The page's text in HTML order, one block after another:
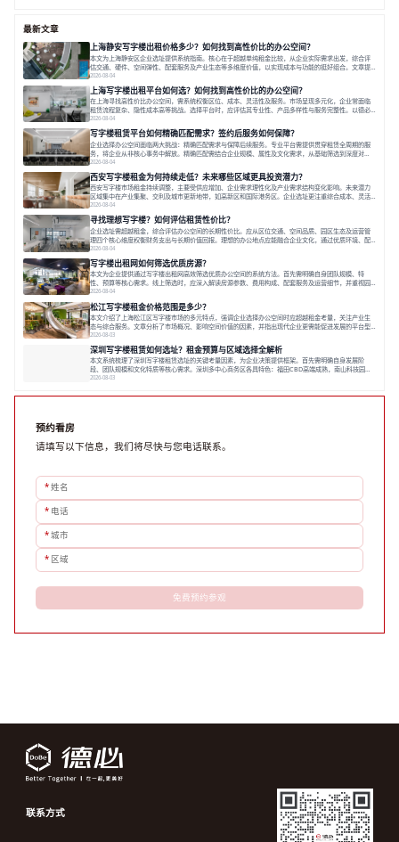
最新文章
上海静安写字楼出租价格多少？如何找到高性价比的办公空间？
本文为上海静安区企业选址提供系统指南。核心在于超越单纯租金比较，从企业实际需求出发，综合评
估交通、硬件、空间弹性、配套服务及产业生态等多维度价值，以实现成本与功能的挺好组合。文章提
出打破固定工位思维，采用精装灵活空间与共享配套以提升性价比，并通过不同规模企业的实际案例加
以说明。之后指出，专业运营服务商提供的稳定环境、社群活动与产业集聚等增值服务，是很大化空间
价值、助力企业成长的关键。对于许多在
2026-08-04
上海写字楼出租平台如何选？如何找到高性价比的办公空间？
在上海寻找高性价比办公空间，需系统权衡区位、成本、灵活性及服务。市场呈现多元化，企业常面临
租赁流程复杂、隐性成本高等挑战。选择平台时，应评估其专业性、产品多样性与服务完整性。以德必
为例，其提供从空间到生态的解决方案，通过特色园区、灵活产品和丰富配套，满足不同企业需求。企
业应明确自身需求，实地考察，选择能支持长期发展、提升竞争力的办公空间。在上海寻找合适的办公
空间，对于企业行政负责人、中小企业主
2026-08-04
写字楼租赁平台如何精确匹配需求？签约后服务如何保障？
企业选择办公空间面临两大挑战：精确匹配需求与保障后续服务。专业平台需提供贯穿租赁全周期的服
务，将企业从非核心事务中解放。精确匹配需结合企业规模、属性及文化需求，从基础筛选到深度对
接；签约后则需构建覆盖硬件运维、共享配套及专业物业的全周期保障体系。德必集团通过标准化服务
与个性化运营结合，以全国布局和产业生态圈为企业提供稳定支持，体现了从信息撮合到深度服务的能
力转变。在为企业寻找办公空间的过程中，
2026-08-04
西安写字楼租金为何持续走低？未来哪些区域更具投资潜力？
西安写字楼市场租金持续调整，主要受供应增加、企业需求理性化及产业需求结构变化影响。未来潜力
区域集中在产业集聚、交利及城市更新地带，如高新区和国际港务区。企业选址更注重综合成本、灵活
性与员工体验，倾向于提供全包式服务的办公空间。专业运营方通过空间优化与社群服务，助力企业成
长，推动市场向多元化、高性价比方向发展。近年来，西安写字楼市场呈现出租金持续调整的态势，这
一现象引发了的广泛关注。作为西部重要
2026-08-04
寻找理想写字楼？如何评估租赁性价比？
企业选址需超越租金，综合评估办公空间的长期性价比。应从区位交通、空间品质、园区生态及运营管
理四个核心维度权衡财务支出与长期价值回报。理想的办公地点应能融合企业文化，通过优质环境、配
套服务及社群资源赋能业务增长，实现成本与价值的平衡。对于许多正在成长或寻求稳定发展的企业而
言，寻找一处合适的办公空间是一项至关重要的决策。这不仅关系到团队的日常工作效率与协作氛围，
更直接影响着企业的品牌形象、运营成本
2026-08-04
写字楼出租网如何筛选优质房源？
本文为企业提供通过写字楼出租网高效筛选优质办公空间的系统方法。首先需明确自身团队规模、特
性、预算等核心需求。线上筛选时，应深入解读房源参数、费用构成、配套服务及运营细节，并重视园
区产业生态与交通区位价值。同时，需考察运营方的品牌背景与持续服务能力。完成线上初选后，必须
进行线下实地验证，核对空间实景、测试设施、感受园区氛围并确认合同条款，从而做出精确决策。在
数字化时代，写字楼出租网已成为企业寻找
2026-08-04
松江写字楼租金价格范围是多少？
本文介绍了上海松江区写字楼市场的多元特点，强调企业选择办公空间时应超越租金考量，关注产业生
态与综合服务。文章分析了市场概况、影响空间价值的因素，并指出现代企业更需能促进发展的平台型
空间。之后，以德必集团为例，说明运营方如何通过构建服务生态助力企业成长，建议企业系统评估需
求与长期价值，选择匹配的发展载体。对于许多寻求在上海松江区设立或扩展办公空间的企业而言，了
解该区域的写字楼市场概况是决策的首先
2026-08-03
深圳写字楼租赁如何选址？租金预算与区域选择全解析
本文系统梳理了深圳写字楼租赁选址的关键考量因素，为企业决策提供框架。首先需明确自身发展阶
段、团队规模和文化特质等核心需求。深圳多中心商务区各具特色：福田CBD高端成熟，南山科技园创
新活力强，前海具政策优势。除传统写字楼外，创意产业园注重生态与社群，适合文创、科技类企业。
款。选址是综合性战略决策，旨在让办公
2026-08-03
预约看房
请填写以下信息，我们将尽快与您电话联系。
*姓名
* 电话
*城市
* 区域
免费预约参观
联系方式